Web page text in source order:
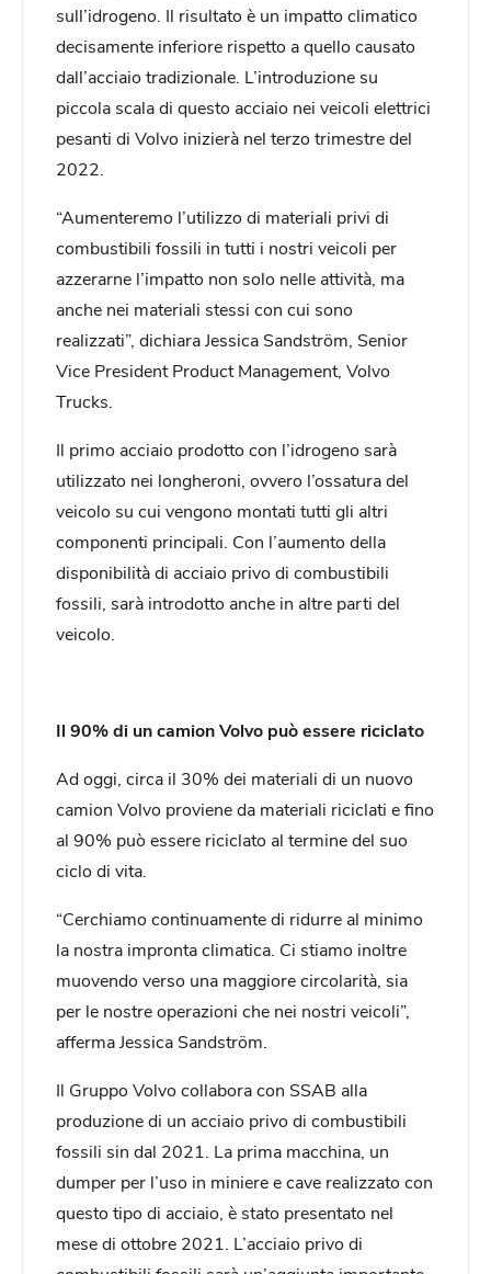
sull’idrogeno. Il risultato è un impatto climatico
decisamente inferiore rispetto a quello causato
dall’acciaio tradizionale. L’introduzione su
piccola scala di questo acciaio nei veicoli elettrici
pesanti di Volvo inizierà nel terzo trimestre del
2022.
“Aumenteremo l’utilizzo di materiali privi di
combustibili fossili in tutti i nostri veicoli per
azzerarne l’impatto non solo nelle attività, ma
anche nei materiali stessi con cui sono
realizzati”, dichiara Jessica Sandström, Senior
Vice President Product Management, Volvo
Trucks.
Il primo acciaio prodotto con l’idrogeno sarà
utilizzato nei longheroni, ovvero l’ossatura del
veicolo su cui vengono montati tutti gli altri
componenti principali. Con l’aumento della
disponibilità di acciaio privo di combustibili
fossili, sarà introdotto anche in altre parti del
veicolo.
Il 90% di un camion Volvo può essere riciclato
Ad oggi, circa il 30% dei materiali di un nuovo
camion Volvo proviene da materiali riciclati e fino
al 90% può essere riciclato al termine del suo
ciclo di vita.
“Cerchiamo continuamente di ridurre al minimo
la nostra impronta climatica. Ci stiamo inoltre
muovendo verso una maggiore circolarità, sia
per le nostre operazioni che nei nostri veicoli”,
afferma Jessica Sandström.
Il Gruppo Volvo collabora con SSAB alla
produzione di un acciaio privo di combustibili
fossili sin dal 2021. La prima macchina, un
dumper per l’uso in miniere e cave realizzato con
questo tipo di acciaio, è stato presentato nel
mese di ottobre 2021. L’acciaio privo di